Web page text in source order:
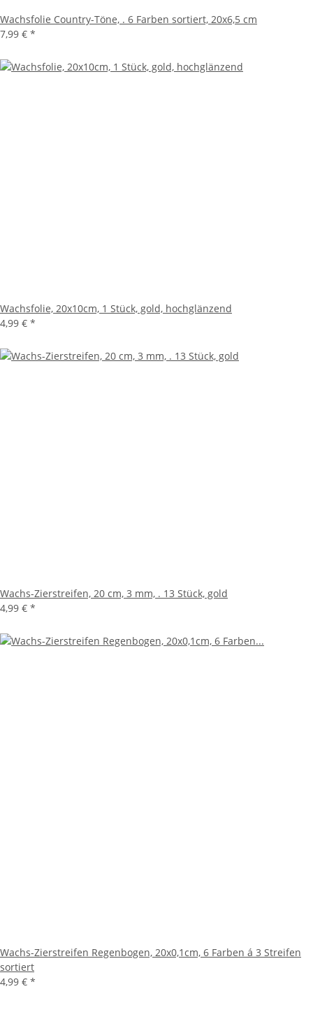
Wachsfolie Country-Töne, . 6 Farben sortiert, 20x6,5 cm
7,99 € *
Wachsfolie, 20x10cm, 1 Stück, gold, hochglänzend
4,99 € *
Wachs-Zierstreifen, 20 cm, 3 mm, . 13 Stück, gold
4,99 € *
Wachs-Zierstreifen Regenbogen, 20x0,1cm, 6 Farben á 3 Streifen
sortiert
4,99 € *